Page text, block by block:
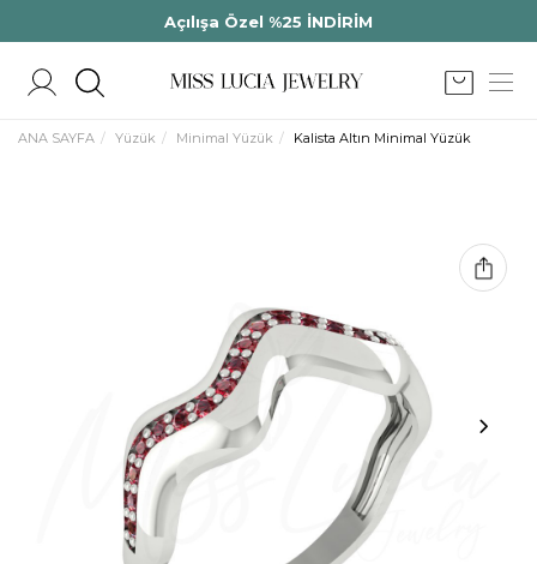
Açılışa Özel %25 İNDİRİM
ANA SAYFA Yüzük Minimal Yüzük Kalista Altın Minimal Yüzük